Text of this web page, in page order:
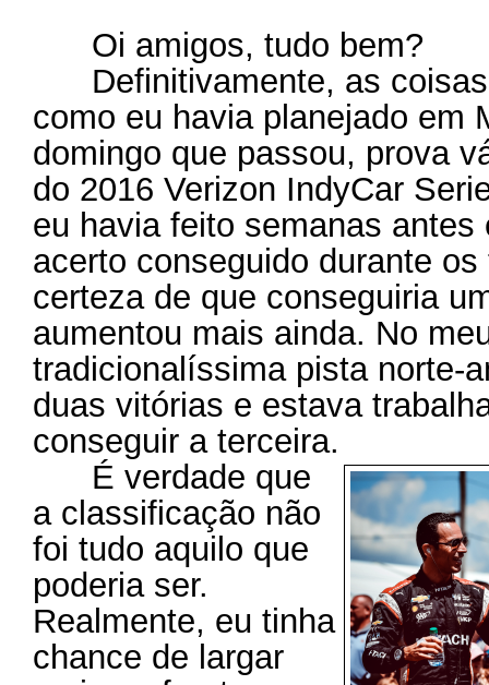
Oi amigos, tudo bem?
Definitivamente, as coisas
como eu havia planejado em
domingo que passou, prova
do 2016 Verizon IndyCar
eu havia feito semanas
acerto conseguido durante
certeza de que conseguiria
aumentou mais ainda. No
tradicionalíssima pista norte-
duas vitórias e estava
conseguir a terceira.
É verdade que
a classificação não
foi tudo aquilo que
poderia ser.
Realmente, eu tinha
chance de largar